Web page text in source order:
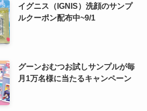
イグニス（IGNIS）洗顔のサンプ
ルクーポン配布中~9/1
グーンおむつお試しサンプルが毎
月1万名様に当たるキャンペーン